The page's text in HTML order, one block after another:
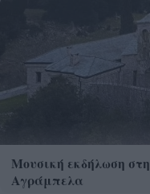
Μουσική εκδήλωση
Αγράμπελα